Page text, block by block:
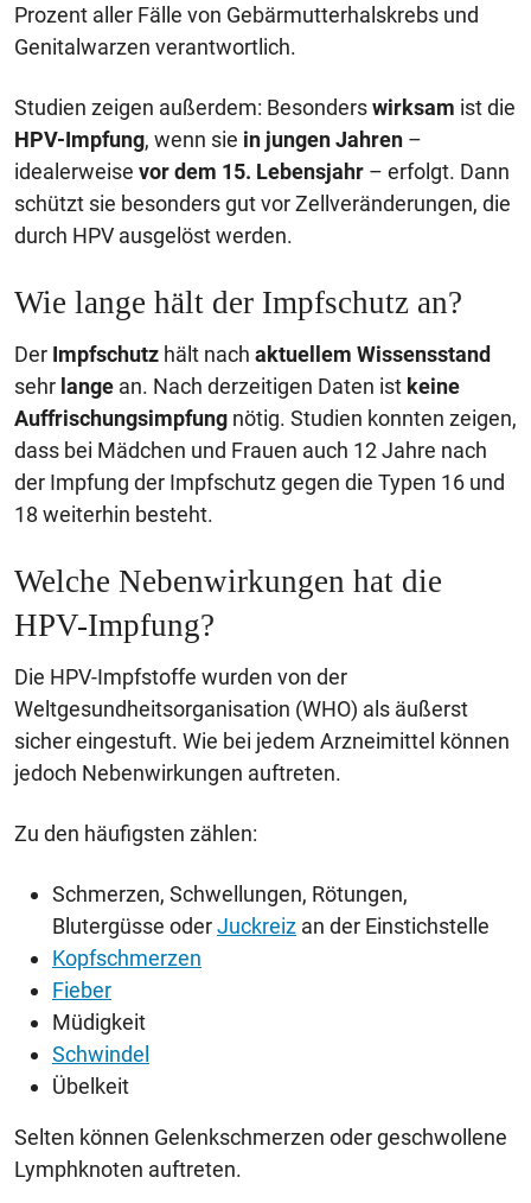
Prozent aller Fälle von Gebärmutterhalskrebs und
Genitalwarzen verantwortlich.
Studien zeigen außerdem: Besonderswirksam ist die
HPV-Impfung, wenn sie in jungen Jahren –
idealerweise vor dem 15. Lebensjahr – erfolgt. Dann
schützt sie besonders gut vor Zellveränderungen, die
durch HPV ausgelöst werden.
Wie lange hält der Impfschutz an?
Der Impfschutz hält nach aktuellem Wissensstand
sehr lange an. Nach derzeitigen Daten ist keine
Auffrischungsimpfung nötig. Studien konnten zeigen,
dass bei Mädchen und Frauen auch 12 Jahre nach
der Impfung der Impfschutz gegen die Typen 16 und
18 weiterhin besteht.
Welche Nebenwirkungen hat die
HPV-Impfung?
Die HPV-Impfstoffe wurden von der
Weltgesundheitsorganisation (WHO) als äußerst
sicher eingestuft. Wie bei jedem Arzneimittel können
jedoch Nebenwirkungen auftreten.
Zu den häufigsten zählen:
Schmerzen, Schwellungen, Rötungen,
Blutergüsse oderJuckreiz an der Einstichstelle
Kopfschmerzen
Fieber
Müdigkeit
Schwindel
Übelkeit
Selten können Gelenkschmerzen oder geschwollene
Lymphknoten auftreten.